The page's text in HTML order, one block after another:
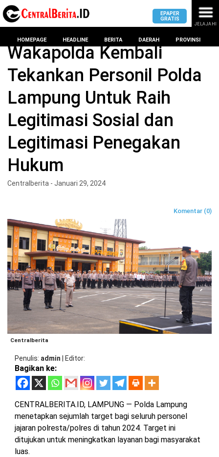
MASUK
KOTA
BANDAR
LAMPUNG
METRO
TANGGAMUS
PRINGSEWU
LAMPUNG
SELATAN
LAMPUNG
TENGAH
LAMPUNG
BARAT
LAMPUNG
TIMUR
LAMPUNG
UTARA
MESUJI
DPRD
PROVINSI
DPRD
KOTA
DPRD
METRO
DPRD
PESAWARAN
DPRD
TANGGAMUS
DPRD
PRINGSEWU
DPRD
LAMSEL
DPRD
LAMTENG
DPRD
LAMBAR
LAMPUNG
SUMSEL
BANTEN
BARAT
DKI
JAKARTA
EPAPER
GRATIS
JELAJAHI
HOMEPAGE HEADLINE BERITA DAERAH PROVINSI
Wakapolda Kembali
Tekankan Personil Polda
Lampung Untuk Raih
Legitimasi Sosial dan
Legitimasi Penegakan
Hukum
Centralberita - Januari 29, 2024
Komentar (0)
Centralberita
Penulis admin Editor
Bagikan ke:
CENTRALBERITA.ID, LAMPUNG — Polda Lampung
menetapkan sejumlah target bagi seluruh personel
jajaran polresta/polres di tahun 2024. Target ini
ditujukan untuk meningkatkan layanan bagi masyarakat
luas.